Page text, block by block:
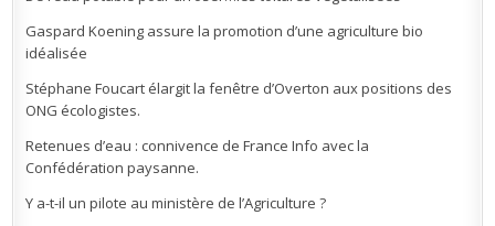
Gaspard Koening assure la promotion d’une agriculture bio
idéalisée
Stéphane Foucart élargit la fenêtre d’Overton aux positions des
ONG écologistes.
Retenues d’eau : connivence de France Info avec la
Confédération paysanne.
Y a-t-il un pilote au ministère de l’Agriculture ?